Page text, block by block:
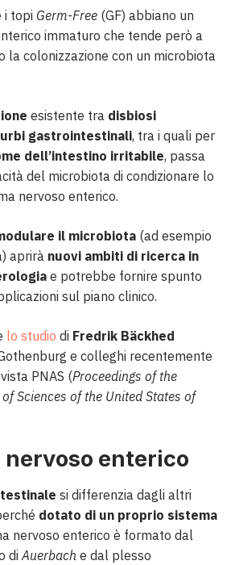
i topi Germ-Free (GF) abbiano un
immaturo che tende però a
la colonizzazione con un microbiota
esistente tra disbiosi
gastrointestinali, tra i quali per
dell’intestino irritabile, passa
del microbiota di condizionare lo
nervoso enterico.
il microbiota (ad esempio
aprirà nuovi ambiti di ricerca in
e potrebbe fornire spunto
sul piano clinico.
lo studio di Fredrik Bäckhed
e colleghi recentemente
PNAS (Proceedings of the
Sciences of the United States of
nervoso enterico
si differenzia dagli altri
dotato di un proprio sistema
nervoso enterico è formato dal
diAuerbach e dal plesso